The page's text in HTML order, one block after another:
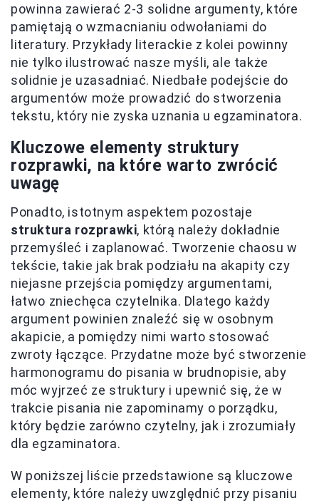
powinna zawierać 2-3 solidne argumenty, które
pamiętają o wzmacnianiu odwołaniami do
literatury. Przykłady literackie z kolei powinny
nie tylko ilustrować nasze myśli, ale także
solidnie je uzasadniać. Niedbałe podejście do
argumentów może prowadzić do stworzenia
tekstu, który nie zyska uznania u egzaminatora.
Kluczowe elementy struktury
rozprawki, na które warto zwrócić
uwagę
Ponadto, istotnym aspektem pozostaje
struktura rozprawki, którą należy dokładnie
przemyśleć i zaplanować. Tworzenie chaosu w
tekście, takie jak brak podziału na akapity czy
niejasne przejścia pomiędzy argumentami,
łatwo zniechęca czytelnika. Dlatego każdy
argument powinien znaleźć się w osobnym
akapicie, a pomiędzy nimi warto stosować
zwroty łączące. Przydatne może być stworzenie
harmonogramu do pisania w brudnopisie, aby
móc wyjrzeć ze struktury i upewnić się, że w
trakcie pisania nie zapominamy o porządku,
który będzie zarówno czytelny, jak i zrozumiały
dla egzaminatora.
W poniższej liście przedstawione są kluczowe
elementy, które należy uwzględnić przy pisaniu